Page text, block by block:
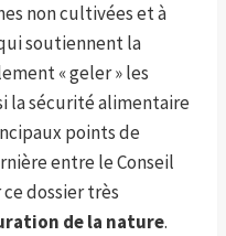
non cultivées et à
soutiennent la
« geler » les
la sécurité alimentaire
points de
entre le Conseil
dossier très
de la nature.